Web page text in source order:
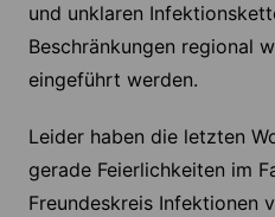
und unklaren
Beschränkungen regional
eingeführt werden.
Leider haben die letzten
gerade Feierlichkeiten im
Freundeskreis Infektionen